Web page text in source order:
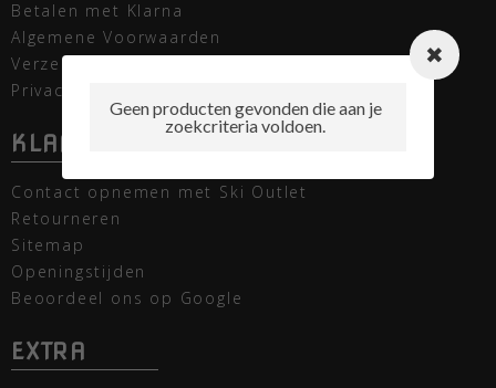
Betalen met Klarna
Algemene Voorwaarden
Verzending
Privacy verklaring
KLANTENSERVICE
Contact opnemen met Ski Outlet
Retourneren
Sitemap
Openingstijden
Beoordeel ons op Google
EXTRA
Geen producten gevonden die aan je
zoekcriteria voldoen.